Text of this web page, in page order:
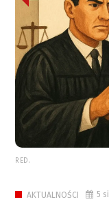
RED.
AKTUALNOŚCI 5